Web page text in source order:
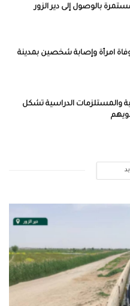
بالوصول إلى دير الزور
امرأة وإصابة شخصين بمدينة
والمستلزمات الدراسية تشكل